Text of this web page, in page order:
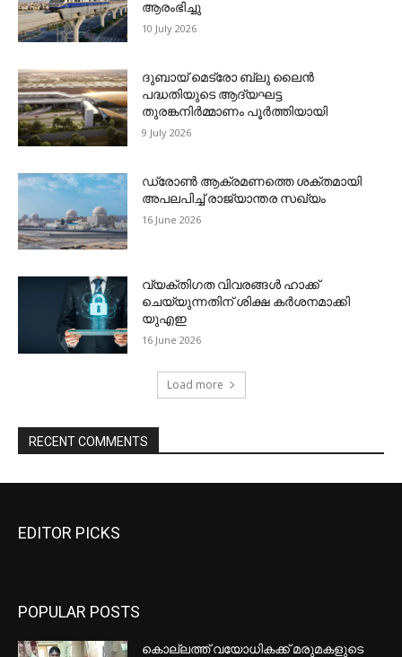
EDITOR PICKS
POPULAR POSTS
കൊല്ലത്ത് വയോധികക്ക് മരുമകളുടെ